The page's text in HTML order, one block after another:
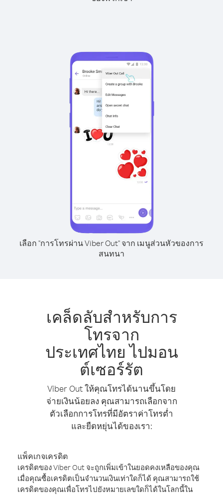
เลือก "การโทรผ่าน Viber Out" จาก เมนูส่วนหัวของการ
สนทนา
เคล็ดลับสำหรับการ
โทรจาก
ประเทศไทย ไปมอน
ต์เซอร์รัต
Viber Out ให้คุณโทรได้นานขึ้นโดย
จ่ายเงินน้อยลง คุณสามารถเลือกจาก
ตัวเลือกการโทรที่มีอัตราค่าโทรต่ำ
และยืดหยุ่นได้ของเรา:
แพ็คเกจเครดิต
เครดิตของ Viber Out จะถูกเพิ่มเข้าในยอดคงเหลือของคุณ
เมื่อคุณซื้อเครดิตเป็นจำนวนเงินเท่าใดก็ได้ คุณสามารถใช้
เครดิตของคุณเพื่อโทรไปยังหมายเลขใดก็ได้ในโลกนี้ใน